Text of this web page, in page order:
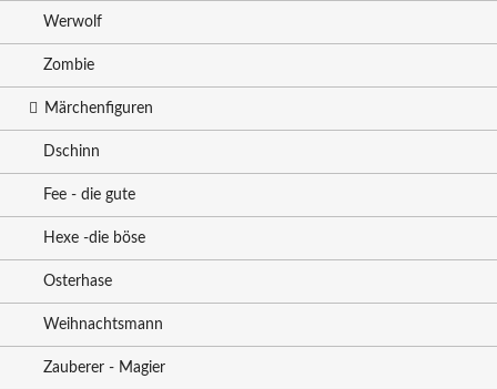
Werwolf
Zombie
Märchenfiguren
Dschinn
Fee - die gute
Hexe -die böse
Osterhase
Weihnachtsmann
Zauberer - Magier